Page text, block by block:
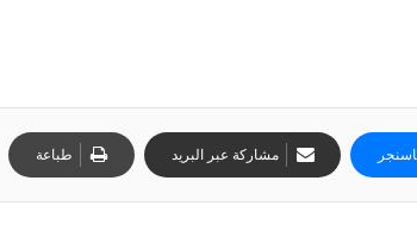
مشاركة عبر البريد طباعة